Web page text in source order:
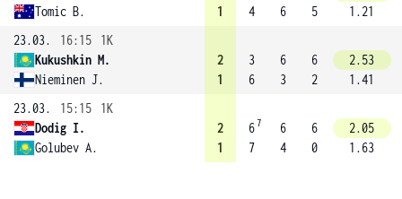
Tomic B.
1
4
6
5
1.21
23.03.
16:15
1K
Kukushkin M.
Nieminen J.
2
1
3
6
6
3
6
2
2.53
1.41
23.03.
15:15
1K
Dodig I.
Golubev A.
2
1
67
7
6
4
6
0
2.05
1.63